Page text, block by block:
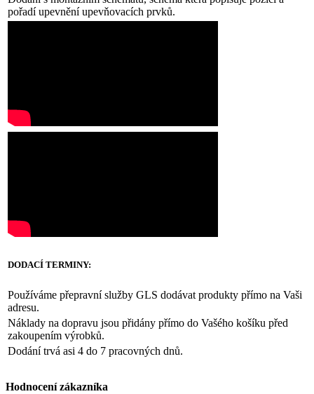
pořadí upevnění upevňovacích prvků.
DODACÍ TERMINY:
Používáme přepravní služby GLS dodávat produkty přímo na Vaši
adresu.
Náklady na dopravu jsou přidány přímo do Vašého košíku před
zakoupením výrobků.
Dodání trvá asi 4 do 7 pracovných dnů.
Hodnocení zákazníka